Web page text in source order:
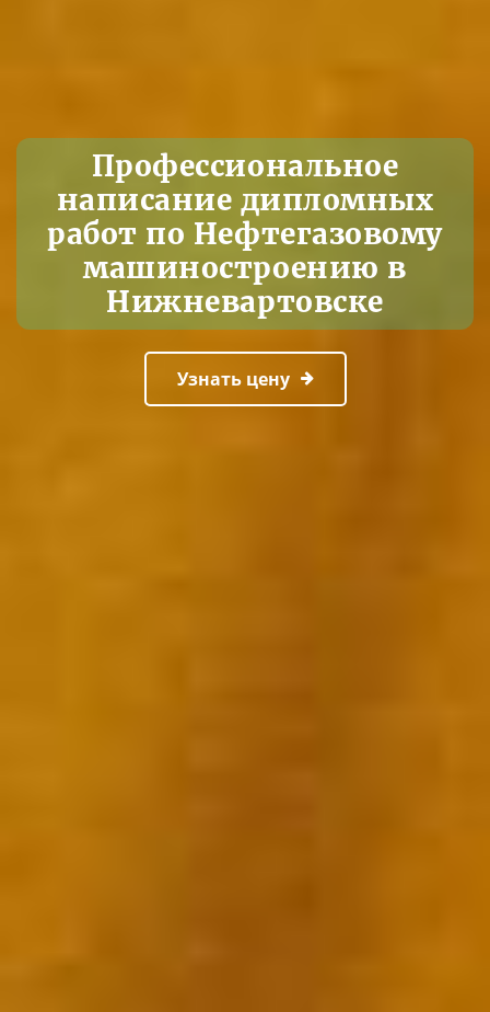
Профессиональное
написание дипломных
работ по Нефтегазовому
машиностроению в
Нижневартовске
Узнать цену